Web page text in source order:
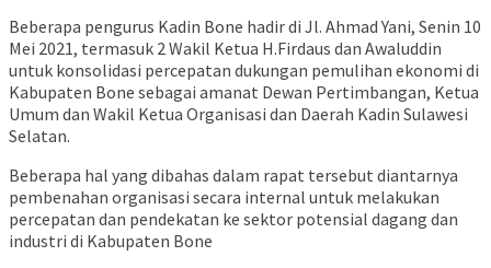
Beberapa pengurus Kadin Bone hadir di Jl. Ahmad Yani, Senin 10
Mei 2021, termasuk 2 Wakil Ketua H.Firdaus dan Awaluddin
untuk konsolidasi percepatan dukungan pemulihan ekonomi di
Kabupaten Bone sebagai amanat Dewan Pertimbangan, Ketua
Umum dan Wakil Ketua Organisasi dan Daerah Kadin Sulawesi
Selatan.
Beberapa hal yang dibahas dalam rapat tersebut diantarnya
pembenahan organisasi secara internal untuk melakukan
percepatan dan pendekatan ke sektor potensial dagang dan
industri di Kabupaten Bone